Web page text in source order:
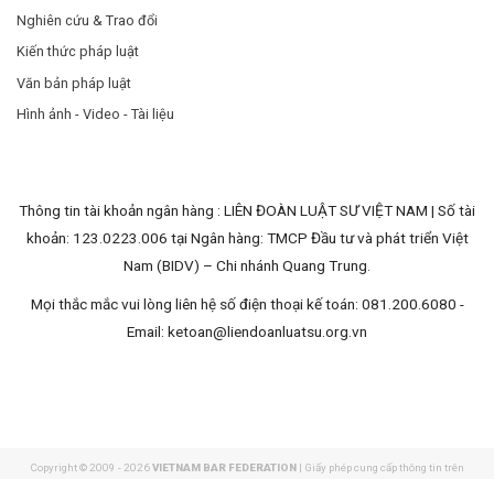
Nghiên cứu & Trao đổi
Kiến thức pháp luật
Văn bản pháp luật
Hình ảnh - Video - Tài liệu
Thông tin tài khoản ngân hàng : LIÊN ĐOÀN LUẬT SƯ VIỆT NAM | Số tài
khoản: 123.0223.006 tại Ngân hàng: TMCP Đầu tư và phát triển Việt
Nam (BIDV) – Chi nhánh Quang Trung.
Mọi thắc mắc vui lòng liên hệ số điện thoại kế toán: 081.200.6080 -
Email: ketoan@liendoanluatsu.org.vn
Copyright © 2009 - 2026VIETNAM BAR FEDERATION | Giấy phép cung cấp thông tin trên